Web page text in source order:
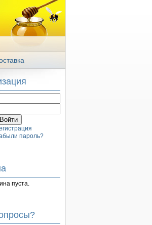
пароль?
пуста.